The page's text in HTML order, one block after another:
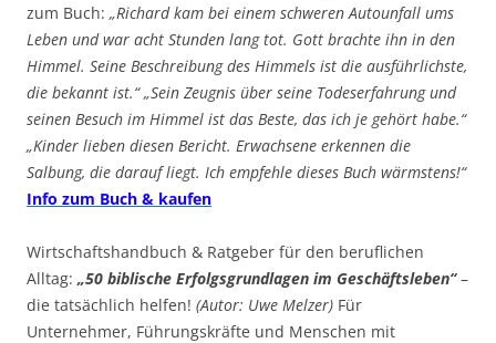
zum Buch: „Richard kam bei einem schweren Autounfall ums
Leben und war acht Stunden lang tot. Gott brachte ihn in den
Himmel. Seine Beschreibung des Himmels ist die ausführlichste,
die bekannt ist.“ „Sein Zeugnis über seine Todeserfahrung und
seinen Besuch im Himmel ist das Beste, das ich je gehört habe.“
„Kinder lieben diesen Bericht. Erwachsene erkennen die
Salbung, die darauf liegt. Ich empfehle dieses Buch wärmstens!“
Info zum Buch & kaufen
Wirtschaftshandbuch & Ratgeber für den beruflichen
Alltag: „50 biblische Erfolgsgrundlagen im Geschäftsleben“–
die tatsächlich helfen! (Autor: Uwe Melzer) Für
Unternehmer, Führungskräfte und Menschen mit